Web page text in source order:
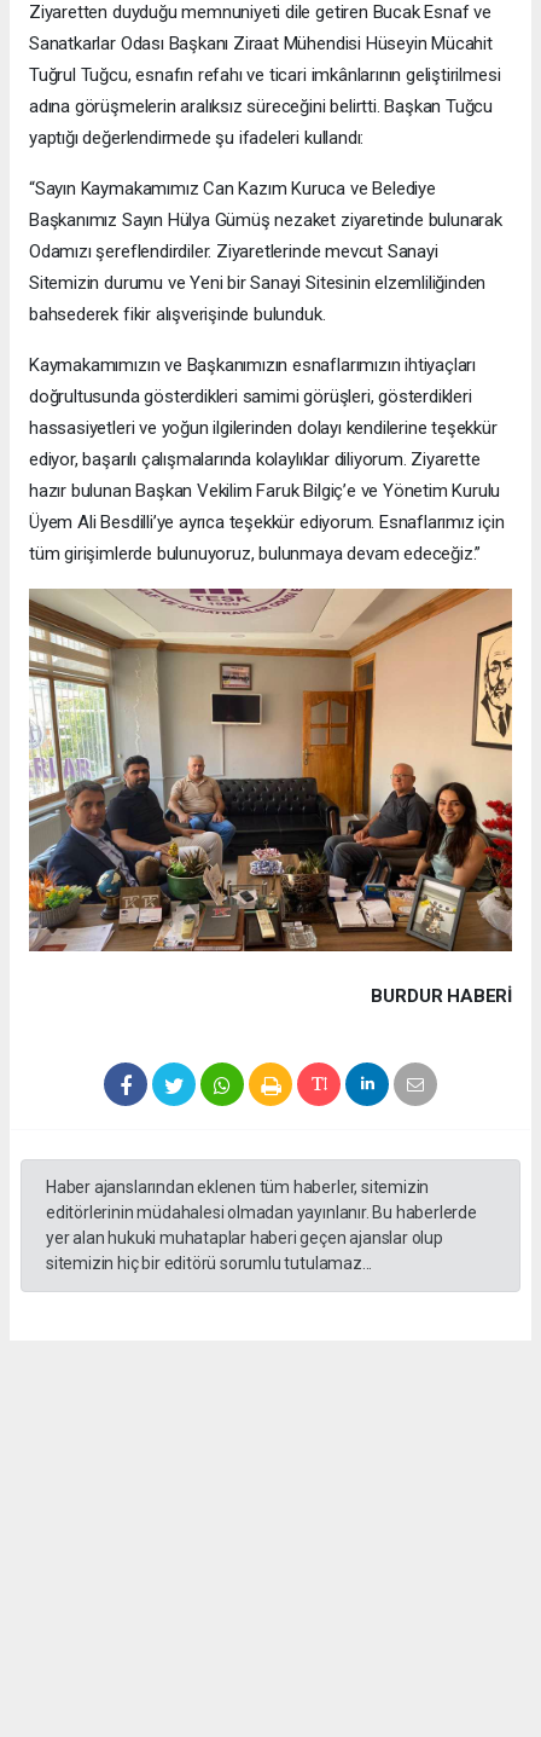
Ziyaretten duyduğu memnuniyeti dile getiren Bucak Esnaf ve
Sanatkarlar Odası Başkanı Ziraat Mühendisi Hüseyin Mücahit
Tuğrul Tuğcu, esnafın refahı ve ticari imkânlarının geliştirilmesi
adına görüşmelerin aralıksız süreceğini belirtti. Başkan Tuğcu
yaptığı değerlendirmede şu ifadeleri kullandı:
“Sayın Kaymakamımız Can Kazım Kuruca ve Belediye
Başkanımız Sayın Hülya Gümüş nezaket ziyaretinde bulunarak
Odamızı şereflendirdiler. Ziyaretlerinde mevcut Sanayi
Sitemizin durumu ve Yeni bir Sanayi Sitesinin elzemliliğinden
bahsederek fikir alışverişinde bulunduk.
Kaymakamımızın ve Başkanımızın esnaflarımızın ihtiyaçları
doğrultusunda gösterdikleri samimi görüşleri, gösterdikleri
hassasiyetleri ve yoğun ilgilerinden dolayı kendilerine teşekkür
ediyor, başarılı çalışmalarında kolaylıklar diliyorum. Ziyarette
hazır bulunan Başkan Vekilim Faruk Bilgiç’e ve Yönetim Kurulu
Üyem Ali Besdilli’ye ayrıca teşekkür ediyorum. Esnaflarımız için
tüm girişimlerde bulunuyoruz, bulunmaya devam edeceğiz.”
BURDUR HABERİ
Haber ajanslarından eklenen tüm haberler, sitemizin
editörlerinin müdahalesi olmadan yayınlanır. Bu haberlerde
yer alan hukuki muhataplar haberi geçen ajanslar olup
sitemizin hiç bir editörü sorumlu tutulamaz...